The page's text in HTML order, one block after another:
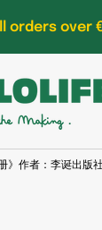
orders over
》作者：李诞出版